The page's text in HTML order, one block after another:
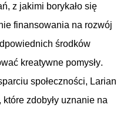
z jakimi borykało się
finansowania na rozwój
środków
kreatywne pomysły.
społeczności, Larian
które zdobyły uznanie na